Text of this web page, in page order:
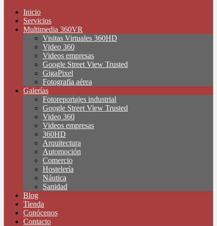
Inicio
Servicios
Multimedia 360VR
Visitas Virtuales 360HD
Video 360
Videos empresas
Google Street View Trusted
GigaPixel
Fotografía aérea
Galerías
Fotoreportajes industrial
Google Street View Trusted
Video 360
Videos empresas
360HD
Arquitectura
Automoción
Comercio
Hostelería
Náutica
Sanidad
Blog
Tienda
Conócenos
Contacto